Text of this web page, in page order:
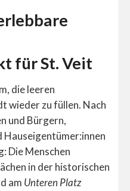
für St. Veit
die leeren
wieder zu füllen. Nach
und Bürgern,
Die Menschen
in der historischen
am Unteren Platz